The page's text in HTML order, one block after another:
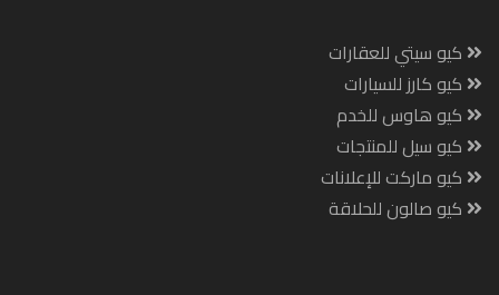
كيو سيتي للعقارات
كيو كارز للسيارات
كيو هاوس للخدم
كيو سيل للمنتجات
كيو ماركت للإعلانات
كيو صالون للحلاقة